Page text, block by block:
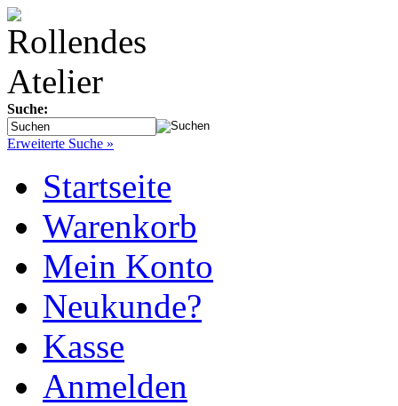
Suche:
Erweiterte Suche »
Startseite
Warenkorb
Mein Konto
Neukunde?
Kasse
Anmelden